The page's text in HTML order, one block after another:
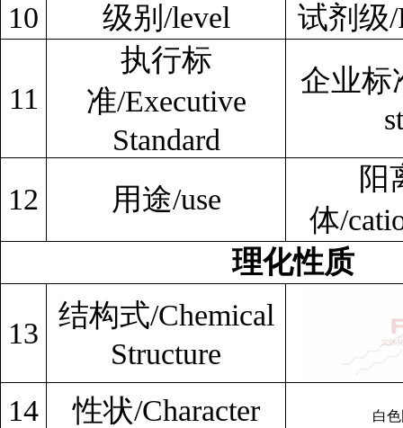
10 级别/level 试剂级/
11
执行标
准/Executive
Standard
企业标
12 用途/use
阳
体/
理化性质
13
结构式/Chemical
Structure
14
性状/Character 白